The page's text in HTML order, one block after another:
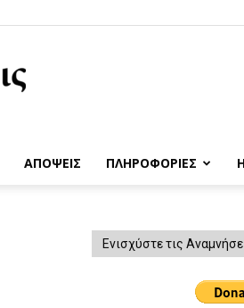
ΑΠΟΨΕΙΣ ΠΛΗΡΟΦΟΡΙΕΣ
Ενισχύστε τις